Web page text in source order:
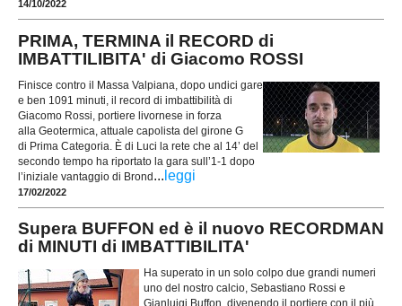
14/10/2022
PRIMA, TERMINA il RECORD di
IMBATTILIBITA' di Giacomo ROSSI
Finisce contro il Massa Valpiana, dopo undici gare
e ben 1091 minuti, il record di imbattibilità di
Giacomo Rossi, portiere livornese in forza
alla Geotermica, attuale capolista del girone G
di Prima Categoria. È di Luci la rete che al 14’ del
secondo tempo ha riportato la gara sull’1-1 dopo
l’iniziale vantaggio di Brond... leggi
17/02/2022
Supera BUFFON ed è il nuovo RECORDMAN
di MINUTI di IMBATTIBILITA'
Ha superato in un solo colpo due grandi numeri
uno del nostro calcio, Sebastiano Rossi e
Gianluigi Buffon, divenendo il portiere con il più